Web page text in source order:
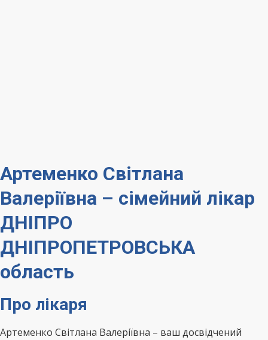
Артеменко Світлана
Валеріївна – сімейний лікар
ДНІПРО
ДНІПРОПЕТРОВСЬКА
область
Про лікаря
Артеменко Світлана Валеріївна – ваш досвідчений